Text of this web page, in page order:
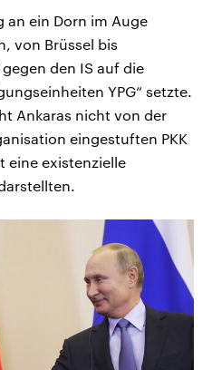
an ein Dorn im Auge
von Brüssel bis
den IS auf die
YPG“ setzte.
Ankaras nicht von der
eingestuften PKK
eine existenzielle